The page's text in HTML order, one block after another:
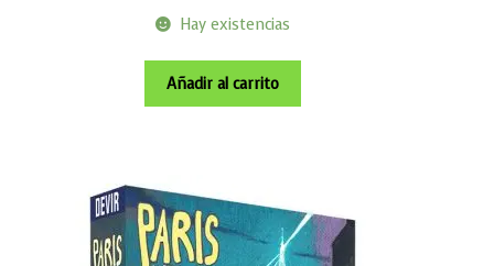
Hay existencias
Añadir al carrito